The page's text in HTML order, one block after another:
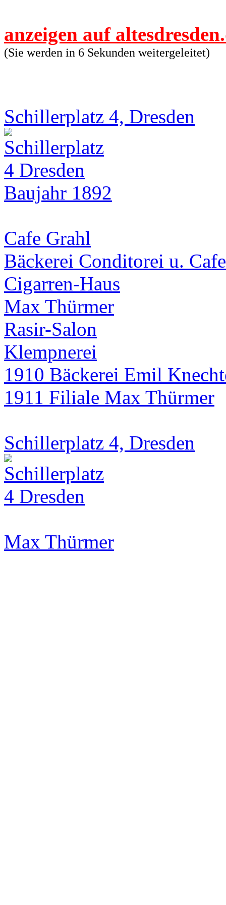
anzeigen auf
(Sie werden in 6 Sekunden weitergeleitet)
Schillerplatz 4, Dresden
Baujahr 1892
Cafe Grahl
Bäckerei Conditorei u.
Cigarren-Haus
Max Thürmer
Rasir-Salon
Klempnerei
1910 Bäckerei Emil
1911 Filiale Max Thürmer
Schillerplatz 4, Dresden
Max Thürmer